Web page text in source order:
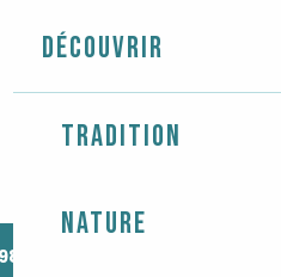
Découvrir
Tradition
Nature
82 31